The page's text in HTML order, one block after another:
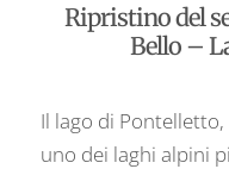
Ripristino del
Bello –
Il lago di
uno dei laghi alpini